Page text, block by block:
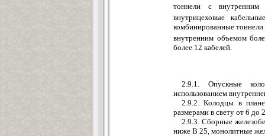
тоннели с
внутрицеховые
комбинированные
внутренним объемом
более 12 кабелей.
2.9.1. Опускные
использованием
2.9.2. Колодцы в
размерами в свету от 6
2.9.3. Сборные
ниже В 25, монолитные